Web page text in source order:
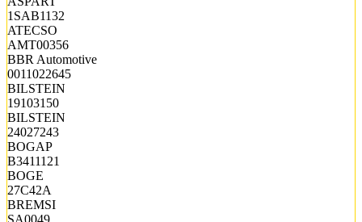
1SAB1132
ATECSO
AMT00356
BBR Automotive
0011022645
BILSTEIN
19103150
BILSTEIN
24027243
BOGAP
B3411121
BOGE
27C42A
BREMSI
SA0049